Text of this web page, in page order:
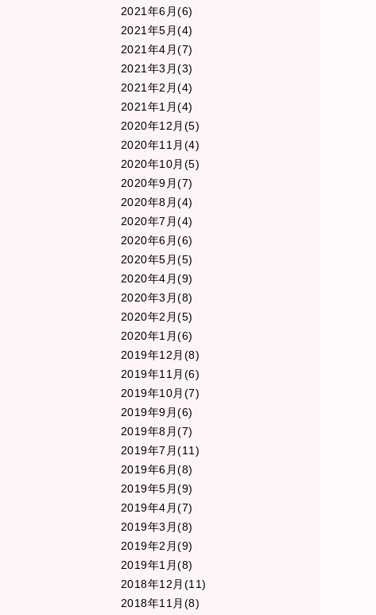
2021年6月(6)
2021年5月(4)
2021年4月(7)
2021年3月(3)
2021年2月(4)
2021年1月(4)
2020年12月(5)
2020年11月(4)
2020年10月(5)
2020年9月(7)
2020年8月(4)
2020年7月(4)
2020年6月(6)
2020年5月(5)
2020年4月(9)
2020年3月(8)
2020年2月(5)
2020年1月(6)
2019年12月(8)
2019年11月(6)
2019年10月(7)
2019年9月(6)
2019年8月(7)
2019年7月(11)
2019年6月(8)
2019年5月(9)
2019年4月(7)
2019年3月(8)
2019年2月(9)
2019年1月(8)
2018年12月(11)
2018年11月(8)